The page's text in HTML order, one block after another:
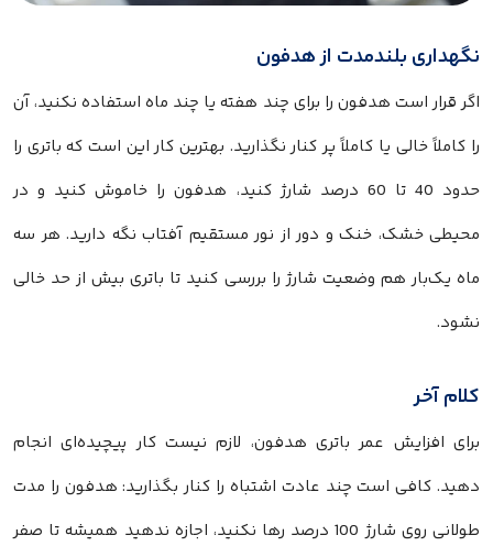
نگهداری بلندمدت از هدفون
اگر قرار است هدفون را برای چند هفته یا چند ماه استفاده نکنید، آن
را کاملاً خالی یا کاملاً پر کنار نگذارید. بهترین کار این است که باتری را
حدود 40 تا 60 درصد شارژ کنید، هدفون را خاموش کنید و در
محیطی خشک، خنک و دور از نور مستقیم آفتاب نگه دارید. هر سه
ماه یک‌بار هم وضعیت شارژ را بررسی کنید تا باتری بیش از حد خالی
نشود.
کلام آخر
برای افزایش عمر باتری هدفون، لازم نیست کار پیچیده‌ای انجام
دهید. کافی است چند عادت اشتباه را کنار بگذارید: هدفون را مدت
طولانی روی شارژ 100 درصد رها نکنید، اجازه ندهید همیشه تا صفر